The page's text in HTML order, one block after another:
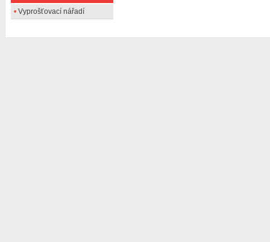
• Vyprošťovací nářadí